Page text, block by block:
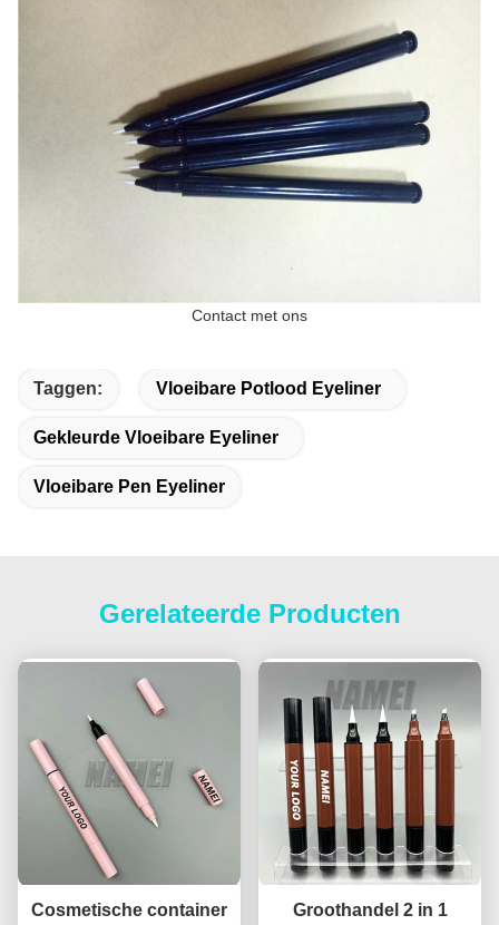
Contact met ons
Taggen: Vloeibare Potlood Eyeliner
Gekleurde Vloeibare Eyeliner
Vloeibare Pen Eyeliner
Gerelateerde Producten
Cosmetische container
Groothandel 2 in 1